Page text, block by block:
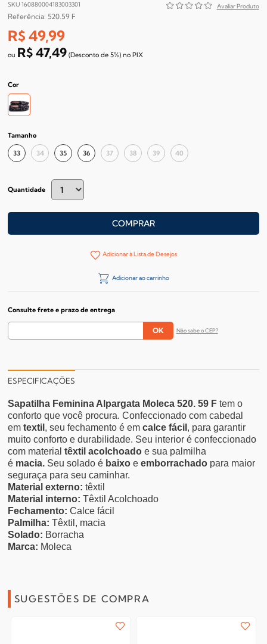
SKU 160880004183003301
520.59 F
R$ 49,99
R$ 47,49 (Desconto de 5%) no PIX
Cor
Tamanho
33 34 35 36 37 38 39 40
Quantidade
COMPRAR
Adicionar à Lista de Desejos
Adicionar ao carrinho
Consulte frete e prazo de entrega
Não sabe o CEP?
ESPECIFICAÇÕES
Sapatilha Feminina Alpargata Moleca 520. 59 F tem o
conforto que você procura. Confeccionado com cabedal
emtextil , seu fechamento é emcalce fácil , para garantir
muito conforto e durabilidade. Seu interior é confeccionado
com materialtêxtil acolchoadoe sua palmilha
é macia. Seu solado é baixoe emborrachado para maior
seguraça para seu caminhar.
Material externo:têxtil
Material interno: Têxtil Acolchoado
Fechamento:Calce fácil
Palmilha:Têxtil, macia
Solado: Borracha
Marca: Moleca
SUGESTÕES DE COMPRA